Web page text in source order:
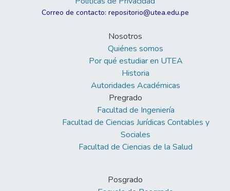
Correo de contacto: repositorio@utea.edu.pe
Nosotros
Quiénes somos
Por qué estudiar en UTEA
Historia
Autoridades Académicas
Pregrado
Facultad de Ingeniería
Facultad de Ciencias Jurídicas Contables y
Sociales
Facultad de Ciencias de la Salud
Posgrado